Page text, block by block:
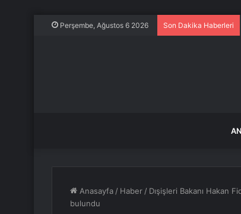
Perşembe, Ağustos 6 2026 Son Dakika Haberleri
Anasayfa / Haber / Dışişleri Bakanı Hakan
bulundu